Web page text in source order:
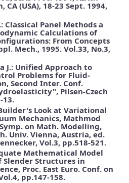
CA (USA), 18-23 Sept. 1994,
Classical Panel Methods a
Calculations of
From Concepts
Mech., 1995. Vol.33, No.3,
J.: Unified Approach to
Problems for Fluid-
Second Inter. Conf.
Pilsen-Czech
13.
Look at Variational
Mechanics, Mathmod
on Math. Modelling,
Univ. Vienna, Austria, ed.
Vol.3, pp.518-521.
Mathematical Model
Structures in
Proc. East Euro. Conf. on
pp.147-158.